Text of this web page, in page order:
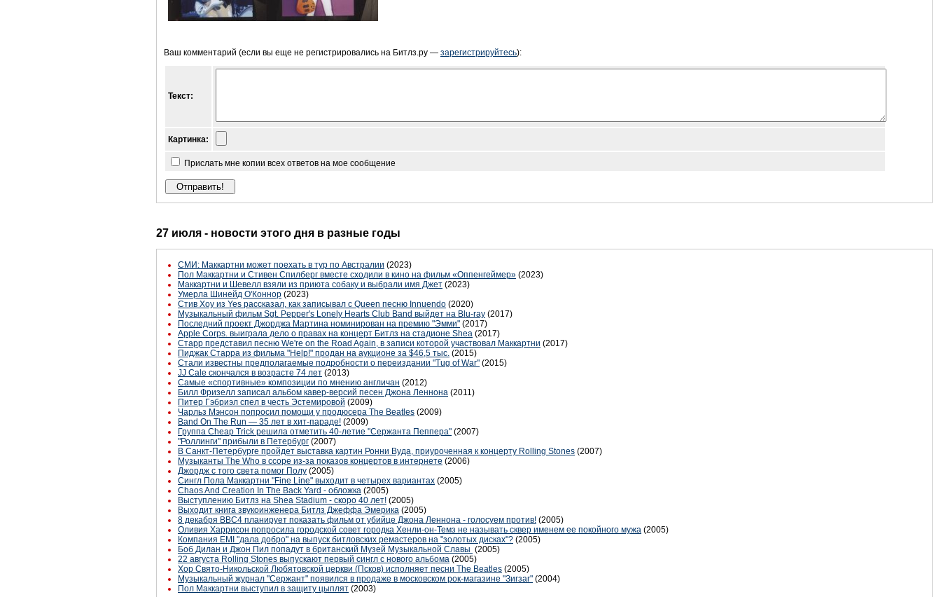
Ваш комментарий (если вы еще не регистрировались на Битлз.ру — зарегистрируйтесь):
Текст:
Картинка:
Прислать мне копии всех ответов на мое сообщение
27 июля - новости этого дня в разные годы
СМИ: Маккартни может поехать в тур по Австралии (2023)
Пол Маккартни и Стивен Спилберг вместе сходили в кино на фильм «Оппенгеймер» (2023)
Маккартни и Шевелл взяли из приюта собаку и выбрали имя Джет (2023)
Умерла Шинейд О'Коннор (2023)
Стив Хоу из Yes рассказал, как записывал с Queen песню Innuendo (2020)
Музыкальный фильм Sgt. Pepper's Lonely Hearts Club Band выйдет на Blu-ray (2017)
Последний проект Джорджа Мартина номинирован на премию "Эмми" (2017)
Apple Corps. выиграла дело о правах на концерт Битлз на стадионе Shea (2017)
Старр представил песню We're on the Road Again, в записи которой участвовал Маккартни (2017)
Пиджак Старра из фильма "Help!" продан на аукционе за $46,5 тыс. (2015)
Стали известны предполагаемые подробности о переиздании "Tug of War" (2015)
JJ Cale скончался в возрасте 74 лет (2013)
Самые «спортивные» композиции по мнению англичан (2012)
Билл Фризелл записал альбом кавер-версий песен Джона Леннона (2011)
Питер Гэбриэл спел в честь Эстемировой (2009)
Чарльз Мэнсон попросил помощи у продюсера The Beatles (2009)
Band On The Run — 35 лет в хит-параде! (2009)
Группа Cheap Trick решила отметить 40-летие "Сержанта Пеппера" (2007)
"Роллинги" прибыли в Петербург (2007)
В Санкт-Петербурге пройдет выставка картин Ронни Вуда, приуроченная к концерту Rolling Stones (2007)
Музыканты The Who в ссоре из-за показов концертов в интернете (2006)
Джордж с того света помог Полу (2005)
Cингл Пола Маккартни "Fine Line" выходит в четырех вариантах (2005)
Chaos And Creation In The Back Yard - обложка (2005)
Выступлению Битлз на Shea Stadium - скоро 40 лет! (2005)
Выходит книга звукоинженера Битлз Джеффа Эмерика (2005)
8 декабря BBC4 планирует показать фильм от убийце Джона Леннона - голосуем против! (2005)
Оливия Харрисон попросила городской совет городка Хенли-он-Темз не называть сквер именем ее покойного мужа (2005)
Компания EMI "дала добро" на выпуск битловских ремастеров на "золотых дисках"? (2005)
Боб Дилан и Джон Пил попадут в британский Музей Музыкальной Славы (2005)
22 августа Rolling Stones выпускают первый сингл с нового альбома (2005)
Хор Свято-Никольской Любятовской церкви (Псков) исполняет песни The Beatles (2005)
Музыкальный журнал "Сержант" появился в продаже в московском рок-магазине "Зигзаг" (2004)
Пол Маккартни выступил в защиту цыплят (2003)